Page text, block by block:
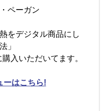
ペーガン
をデジタル商品にし
」
入いただいてます。
ーはこちら!